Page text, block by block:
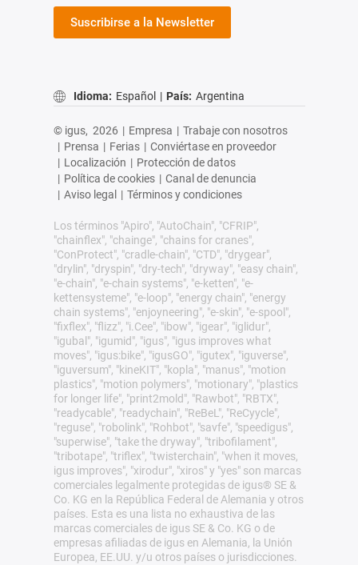
Suscribirse a la Newsletter
Idioma: Español | País: Argentina
© igus, 2026 | Empresa | Trabaje con nosotros
| Prensa | Ferias | Conviértase en proveedor
| Localización | Protección de datos
| Política de cookies | Canal de denuncia
| Aviso legal | Términos y condiciones
Los términos "Apiro", "AutoChain", "CFRIP",
"chainflex", "chainge", "chains for cranes",
"ConProtect", "cradle-chain", "CTD", "drygear",
"drylin", "dryspin", "dry-tech", "dryway", "easy chain",
"e-chain", "e-chain systems", "e-ketten", "e-
kettensysteme", "e-loop", "energy chain", "energy
chain systems", "enjoyneering", "e-skin", "e-spool",
"fixflex", "flizz", "i.Cee", "ibow", "igear", "iglidur",
"igubal", "igumid", "igus", "igus improves what
moves", "igus:bike", "igusGO", "igutex", "iguverse",
"iguversum", "kineKIT", "kopla", "manus", "motion
plastics", "motion polymers", "motionary", "plastics
for longer life", "print2mold", "Rawbot", "RBTX",
"readycable", "readychain", "ReBeL", "ReCyycle",
"reguse", "robolink", "Rohbot", "savfe", "speedigus",
"superwise", "take the dryway", "tribofilament",
"tribotape", "triflex", "twisterchain", "when it moves,
igus improves", "xirodur", "xiros" y "yes" son marcas
comerciales legalmente protegidas de igus® SE &
Co. KG en la República Federal de Alemania y otros
países. Esta es una lista no exhaustiva de las
marcas comerciales de igus SE & Co. KG o de
empresas afiliadas de igus en Alemania, la Unión
Europea, EE.UU. y/u otros países o jurisdicciones.